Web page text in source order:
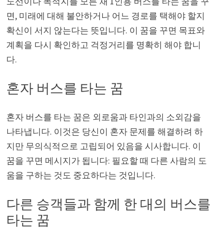
면, 미래에 대해 불안하거나 어느 경로를 택해야 할지
확신이 서지 않는다는 뜻입니다. 이 꿈을 꾸면 목표와
계획을 다시 확인하고 걱정거리를 명확히 해야 합니
다.
혼자 버스를 타는 꿈
혼자 버스를 타는 꿈은 외로움과 타인과의 소외감을
나타냅니다. 이것은 당신이 혼자 문제를 해결하려 하
지만 무의식적으로 고립되어 있음을 시사합니다. 이
꿈을 꾸면 메시지가 됩니다: 필요할 때 다른 사람의 도
움을 구하는 것도 중요하다는 것입니다.
다른 승객들과 함께 한 대의 버스를
타는 꿈